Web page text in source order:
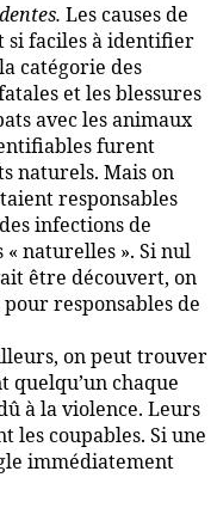
Les causes de
si faciles à identifier
catégorie des
et les blessures
avec les animaux
furent
naturels. Mais on
responsables
infections de
« naturelles ». Si nul
être découvert, on
responsables de
on peut trouver
quelqu’un chaque
à la violence. Leurs
les coupables. Si une
immédiatement